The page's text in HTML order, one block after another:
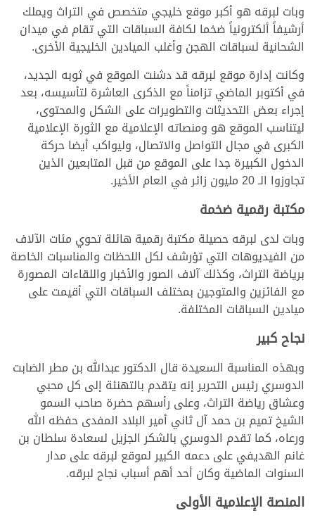
وبات لبرقه هو أكبر موقع خليجي متخصص في التراث ويملك
أرشيفاً ألكترونياً ضخما لكافة السباقات التي تقام في ميدان
الشحانية لسباقات الهجن وأغلب الميادين الخليجية الأخرى.
وكانت إدارة موقع لبرقه قد دشنت الموقع في ثوبه الجديد،
في أكتوبر الماضي تزامناً مع الذكرى العاشرة لتأسيسه، بعد
إجراء بعض التحديثات والتطويرات على الشكل والمحتوى،
ليتناسب الموقع هو ومنصاته الإعلامية مع الثورة الإعلامية
الكبرى في مجال التواصل والاتصال، وليواكب أيضا حركة
الدخول الكبيرة جدا على الموقع من قبل المتابعين الذين
تجاوزوا الـ 20 مليون زائر في العام الأخير.
مكتبة رقمية ضخمة
وبات لدى لبرقه حصيلة مكتبة رقمية هائلة تحوي مئات الآلاف
من الفيديوهات التي تؤرشف لكل اللحظات والمناسبات الخاصة
برياضة التراث، وكذلك آلاف الصور والأخبار واللقاءات المصورة
مع الفائزين والمتوجين بمختلف السباقات التي أقيمت على
ميادين السباقات المختلفة.
نجاح كبير
وبهذه المناسبة السعيدة قال الدكتور عبدالله بن مطر الضابت
الدوسري رئيس التحرير إنه يتقدم بالتهنئة إلى كل محبي
وعشاق رياضة التراث، وعلى رأسهم حضرة صاحب السمو
الشيخ تميم بن حمد آل ثاني أمير البلاد المفدى حفظه الله
ورعاه، كما تقدم الدوسري بالشكر الجزيل لسعادة سلطان بن
غانم الهديفي على دعمه الكبير لموقع لبرقه على مدار
السنوات الماضية وكان أحد أهم أسباب نجاح لبرقه.
المنصة الإعلامية الأولى